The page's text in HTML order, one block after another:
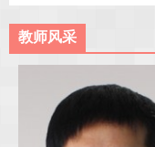
教师风采